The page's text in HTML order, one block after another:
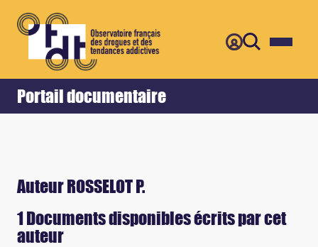
Portail documentaire
Accueil Retour
Auteur ROSSELOT P.
1 Documents disponibles écrits par cet
auteur